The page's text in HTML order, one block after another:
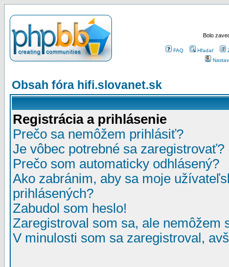
Bolo
FAQ Hľadať
Obsah fóra hifi.slovanet.sk
Registrácia a prihlásenie
Prečo sa nemôžem prihlásiť?
Je vôbec potrebné sa zaregistrovať?
Prečo som automaticky odhlásený?
Ako zabránim, aby sa moje
prihlásených?
Zabudol som heslo!
Zaregistroval som sa, ale nemôžem
V minulosti som sa zaregistroval,